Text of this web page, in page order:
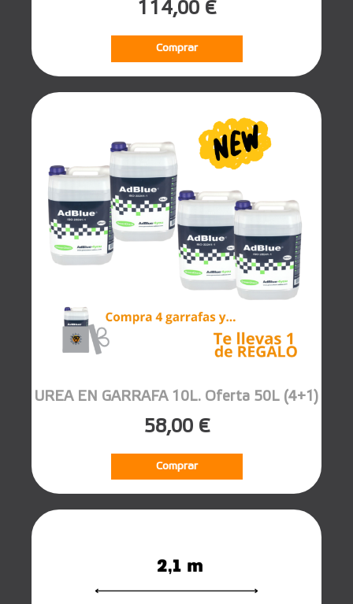
114,00 €
Comprar
UREA EN GARRAFA 10L. Oferta 50L (4+1)
58,00 €
Comprar